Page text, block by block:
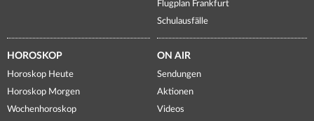
Flugplan Frankfurt
Schulausfälle
HOROSKOP
Horoskop Heute
Horoskop Morgen
Wochenhoroskop
ON AIR
Sendungen
Aktionen
Videos